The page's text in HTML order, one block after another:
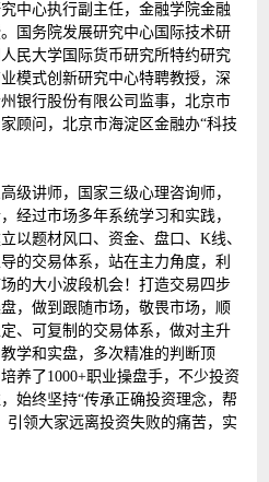
中心执行副主任，金融学院金融
国务院发展研究中心国际技术研
民大学国际货币研究所特约研究
模式创新研究中心特聘教授，深
银行股份有限公司监事，北京市
顾问，北京市海淀区金融办“科技
级讲师，国家三级心理咨询师，
经过市场多年系统学习和实践，
以题材风口、资金、盘口、K线、
的交易体系，站在主力角度，利
的大小波段机会！打造交易四步
，做到跟随市场，敬畏市场，顺
、可复制的交易体系，做对主升
学和实盘，多次精准的判断顶
养了1000+职业操盘手，不少投资
始终坚持“传承正确投资理念，帮
引领大家远离投资失败的痛苦，实